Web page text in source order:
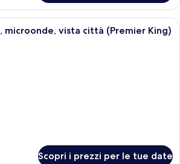
Una camera d'albergo moderna con
microonde, vista città (Premier King)
Scopri i prezzi per le tue date